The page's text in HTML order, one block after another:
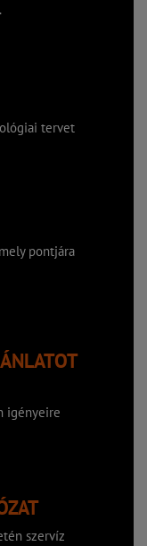
tervet
pontjára
igényeire
szervíz